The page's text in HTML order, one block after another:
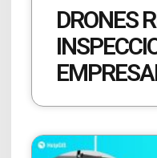
DRONES